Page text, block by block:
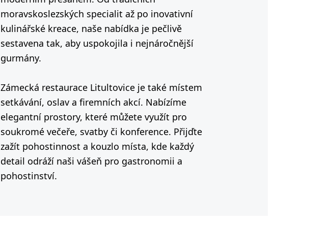
moravskoslezských specialit až po inovativní
kulinářské kreace, naše nabídka je pečlivě
sestavena tak, aby uspokojila i nejnáročnější
gurmány.
Zámecká restaurace Litultovice je také místem
setkávání, oslav a firemních akcí. Nabízíme
elegantní prostory, které můžete využít pro
soukromé večeře, svatby či konference. Přijďte
zažít pohostinnost a kouzlo místa, kde každý
detail odráží naši vášeň pro gastronomii a
pohostinství.